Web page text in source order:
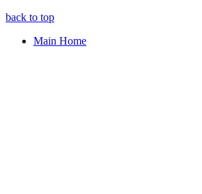
back to top
Main Home